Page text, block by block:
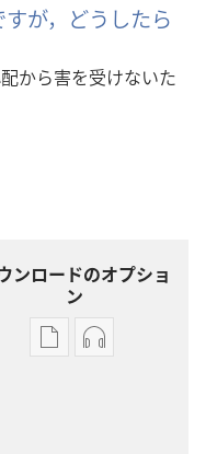
が，どうしたら
から害を受けないた
ンロードのオプショ
ン
出
オー